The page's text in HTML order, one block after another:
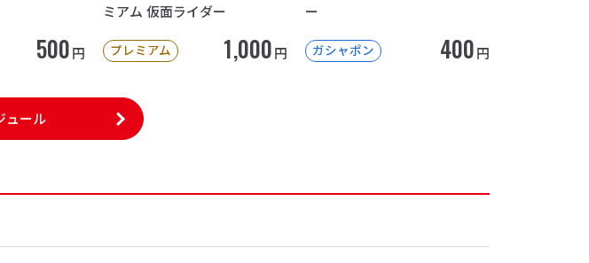
500円
ミアム 仮面ライダー
プレミアム 1,000円
ー
ガシャポン 400円
ュール